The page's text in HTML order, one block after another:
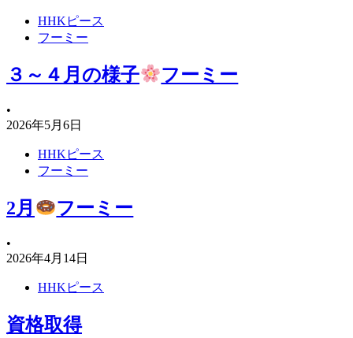
HHKピース
フーミー
３～４月の様子 フーミー
•
2026年5月6日
HHKピース
フーミー
2月 フーミー
•
2026年4月14日
HHKピース
資格取得